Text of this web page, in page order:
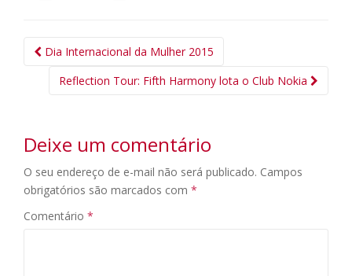
Navegação
Dia Internacional da Mulher 2015
Reflection Tour: Fifth Harmony lota o Club Nokia
Deixe um comentário
O seu endereço de e-mail não será publicado. Campos
obrigatórios são marcados com *
Comentário *